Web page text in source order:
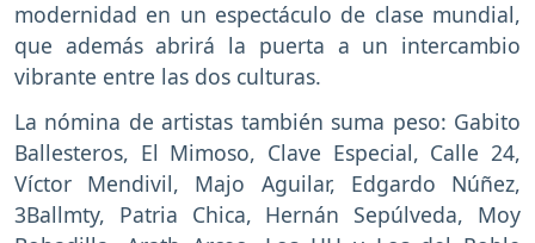
modernidad en un espectáculo de clase mundial,
que además abrirá la puerta a un intercambio
vibrante entre las dos culturas.
La nómina de artistas también suma peso: Gabito
Ballesteros, El Mimoso, Clave Especial, Calle 24,
Víctor Mendivil, Majo Aguilar, Edgardo Núñez,
3Ballmty, Patria Chica, Hernán Sepúlveda, Moy